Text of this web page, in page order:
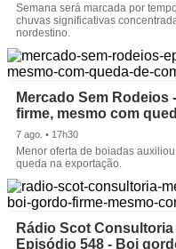
Semana será marcada por
chuvas significativas
nordestino.
Mercado Sem
firme, mesmo com
7 ago. • 17h30
Menor oferta de boiadas
queda na exportação.
Rádio Scot
Episódio 548 - Boi